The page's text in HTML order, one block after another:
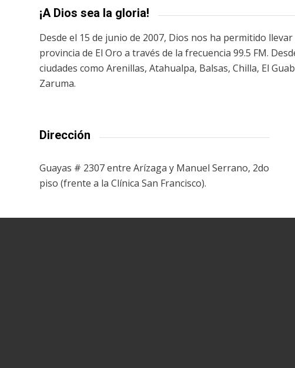
¡A Dios sea la gloria!
Desde el 15 de junio de 2007, Dios nos ha permitido
provincia de El Oro a través de la frecuencia 99.5 FM.
ciudades como Arenillas, Atahualpa, Balsas, Chilla, El
Zaruma.
Dirección
Guayas # 2307 entre Arízaga y Manuel Serrano, 2do
piso (frente a la Clínica San Francisco).